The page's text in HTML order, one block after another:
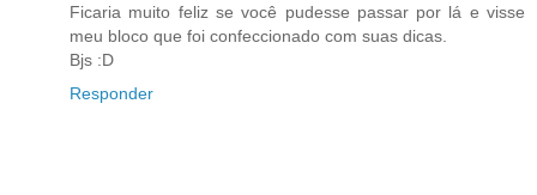
Ficaria muito feliz se você pudesse passar por lá e visse
meu bloco que foi confeccionado com suas dicas.
Bjs :D
Responder